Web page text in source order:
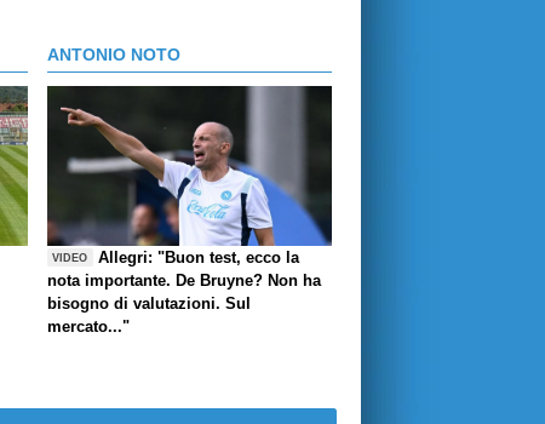
ANTONIO NOTO
VIDEO
Allegri: "Buon test, ecco la
nota importante. De Bruyne? Non ha
bisogno di valutazioni. Sul
mercato..."